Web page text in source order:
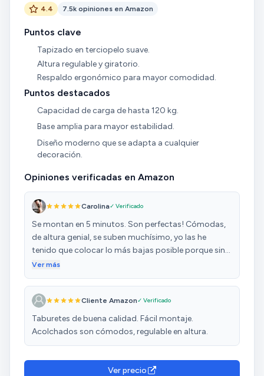
4.4 7.5k opiniones en Amazon
Puntos clave
Tapizado en terciopelo suave.
Altura regulable y giratorio.
Respaldo ergonómico para mayor comodidad.
Puntos destacados
Capacidad de carga de hasta 120 kg.
Base amplia para mayor estabilidad.
Diseño moderno que se adapta a cualquier
decoración.
Opiniones verificadas en Amazon
Carolina✓ Verificado
Se montan en 5 minutos. Son perfectas! Cómodas,
de altura genial, se suben muchísimo, yo las he
tenido que colocar lo más bajas posible porque sino
no llego al suelo! Y mido 1,65. Les he puesto funda
preciosas en terciopelo gris. Robustas, se ven
resistentes y no pesan demasiado. Un 10.
Ver más
Cliente Amazon✓ Verificado
Taburetes de buena calidad. Fácil montaje.
Acolchados son cómodos, regulable en altura.
Ver precio